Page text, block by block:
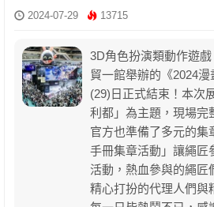
2024-07-29 13715
3D角色扮演類動作遊
貿一館舉辦的《2024
(29)日正式結束！本次
利都」為主題，現場完
官方也準備了多元的集
手冊集章活動」讓繩匠
活動，熱血參與的繩匠
精心打扮的代理人們與